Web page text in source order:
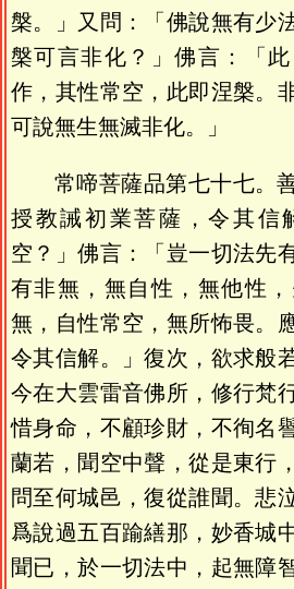
槃。」又問：「佛說無有少
槃可言非化？」佛言：「
作，其性常空，此即涅槃。
可說無生無滅非化。」
常啼菩薩品第七十七。
授教誡初業菩薩，令其信
空？」佛言：「豈一切法先
有非無，無自性，無他性
無，自性常空，無所怖畏。
令其信解。」復次，欲求般
今在大雲雷音佛所，修行梵
惜身命，不顧珍財，不徇名
蘭若，聞空中聲，從是東行
問至何城邑，復從誰聞。悲
爲說過五百踰繕那，妙香城
聞已，於一切法中，起無障